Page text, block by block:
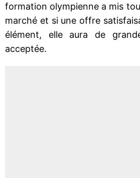
formation olympienne a mis
marché et si une offre
élément, elle aura de
acceptée.